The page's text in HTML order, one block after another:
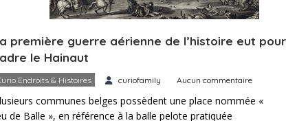
première guerre aérienne de l’histoire eut pour
le Hainaut
Endroits & Histoires curiofamily Aucun commentaire
communes belges possèdent une place nommée «
de Balle », en référence à la balle pelote pratiquée